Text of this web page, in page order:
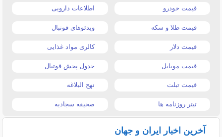
قیمت خودرو اطلاعات دارویی
قیمت طلا و سکه ویدئوهای فوتبال
قیمت دلار کالری مواد غذایی
قیمت موبایل جدول پخش فوتبال
قیمت تبلت نهج البلاغه
تیتر روزنامه ها صحیفه سجادیه
آخرین اخبار ایران و جهان